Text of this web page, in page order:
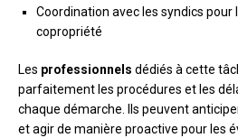
Coordination avec les syndics
copropriété
Les professionnels dédiés à cette
parfaitement les procédures et les
chaque démarche. Ils peuvent
et agir de manière proactive pour les